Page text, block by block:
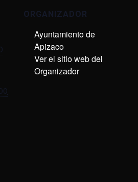
ORGANIZADOR
Ayuntamiento de
Apizaco
Ver el sitio web del
Organizador